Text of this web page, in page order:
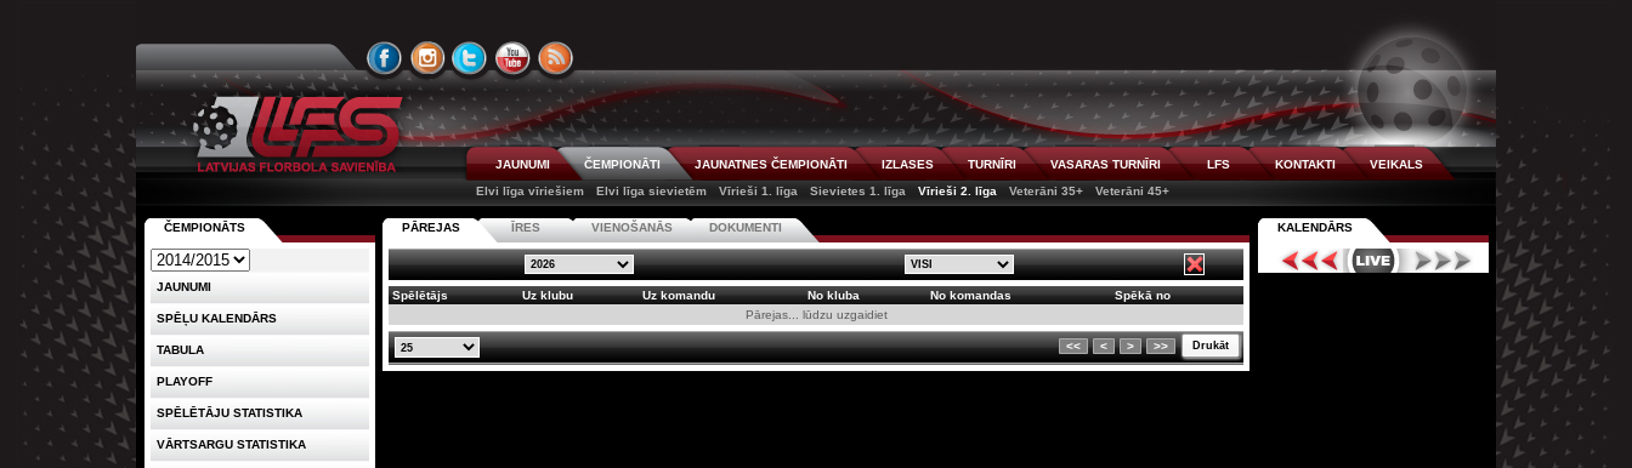
JAUNUMI ČEMPIONĀTI JAUNATNES ČEMPIONĀTI IZLASES TURNĪRI VASARAS TURNĪRI LFS KONTAKTI
VEIKALS
Elvi līga vīriešiem
Elvi līga sievietēm Vīrieši 1. līga Sievietes 1. līga Vīrieši 2. līga Veterāni 35+ Veterāni 45+
PĀREJAS ĪRES VIENOŠANĀS DOKUMENTI
Spēlētājs Uz klubu Uz komandu No kluba No komandas
Spēkā no
Pārejas... lūdzu uzgaidiet
Drukāt
<< < > >>
ČEMPIONĀTS
JAUNUMI
SPĒĻU KALENDĀRS
TABULA
PLAYOFF
SPĒLĒTĀJU STATISTIKA
VĀRTSARGU STATISTIKA
KALENDĀRS